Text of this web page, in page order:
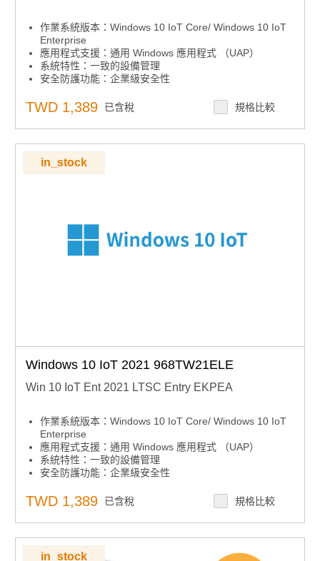
作業系統版本：Windows 10 IoT Core/ Windows 10 IoT
Enterprise
應用程式支援：通用 Windows 應用程式 （UAP）
系統特性：一致的設備管理
安全防護功能：企業級安全性
系統特性：跨設備的互操作性
系統特性：微軟 Azure IoT Services
TWD 1,389 已含稅 規格比較
in_stock
Windows 10 IoT 2021 968TW21ELE
Win 10 IoT Ent 2021 LTSC Entry EKPEA
作業系統版本：Windows 10 IoT Core/ Windows 10 IoT
Enterprise
應用程式支援：通用 Windows 應用程式 （UAP）
系統特性：一致的設備管理
安全防護功能：企業級安全性
系統特性：跨設備的互操作性
系統特性：微軟 Azure IoT Services
TWD 1,389 已含稅 規格比較
in_stock